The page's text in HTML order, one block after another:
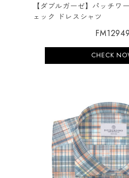
【ダブルガーゼ】パッチワ
ェック ドレスシャツ
FM12949
CHECK